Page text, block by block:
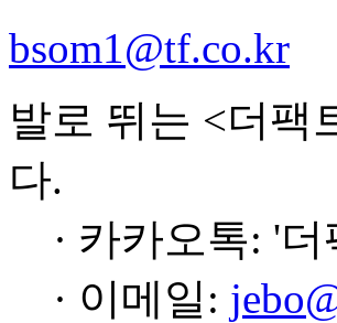
bsom1@tf.co.kr
발로 뛰는 <더팩
다.
· 카카오톡: '
· 이메일: